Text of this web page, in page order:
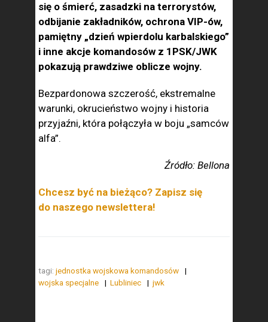
się o śmierć, zasadzki na terrorystów,
odbijanie zakładników, ochrona VIP-ów,
pamiętny „dzień wpierdolu karbalskiego”
i inne akcje komandosów z 1PSK/JWK
pokazują prawdziwe oblicze wojny.
Bezpardonowa szczerość, ekstremalne
warunki, okrucieństwo wojny i historia
przyjaźni, która połączyła w boju „samców
alfa”.
Źródło: Bellona
Chcesz być na bieżąco? Zapisz się
do naszego newslettera!
tagi: jednostka wojskowa komandosów
wojska specjalne
Lubliniec jwk